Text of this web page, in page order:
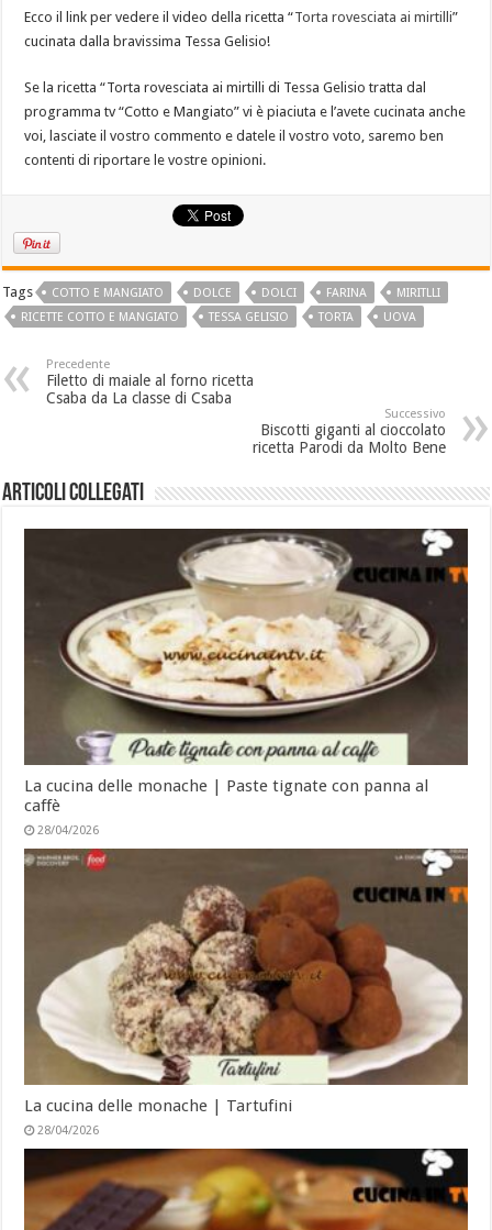
Ecco il link per vedere il video della ricetta “Torta rovesciata ai mirtilli”
cucinata dalla bravissima Tessa Gelisio!
Se la ricetta “Torta rovesciata ai mirtilli di Tessa Gelisio tratta dal
programma tv “Cotto e Mangiato” vi è piaciuta e l’avete cucinata anche
voi, lasciate il vostro commento e datele il vostro voto, saremo ben
contenti di riportare le vostre opinioni.
Tags COTTO E MANGIATO DOLCE DOLCI FARINA
MIRITLLI
RICETTE COTTO E MANGIATO
TESSA GELISIO TORTA UOVA
Precedente
Filetto di maiale al forno ricetta
Csaba da La classe di Csaba
Successivo
Biscotti giganti al cioccolato
ricetta Parodi da Molto Bene
Articoli collegati
La cucina delle monache | Paste tignate con panna al
caffè
28/04/2026
La cucina delle monache | Tartufini
28/04/2026